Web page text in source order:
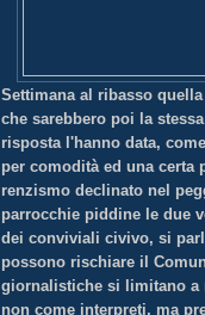
Settimana al ribasso
che sarebbero poi la
risposta l'hanno data,
per comodità ed una
renzismo declinato nel
parrocchie piddine le due
dei conviviali civivo, si
possono rischiare il
giornalistiche si limitano a
non come interpreti, ma